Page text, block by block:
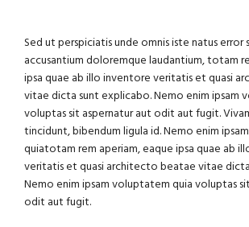
Sed ut perspiciatis unde omnis iste natus
accusantium doloremque laudantium, totam
ipsa quae ab illo inventore veritatis et quasi
vitae dicta sunt explicabo. Nemo enim ipsam
voluptas sit aspernatur aut odit aut fugit.
tincidunt, bibendum ligula id. Nemo enim
quiatotam rem aperiam, eaque ipsa quae ab
veritatis et quasi architecto beatae vitae
Nemo enim ipsam voluptatem quia voluptas
odit aut fugit.